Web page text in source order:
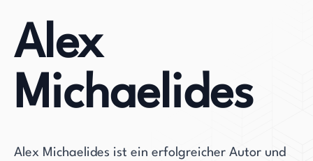
Alex
Michaelides
Alex Michaelides ist ein erfolgreicher Autor und